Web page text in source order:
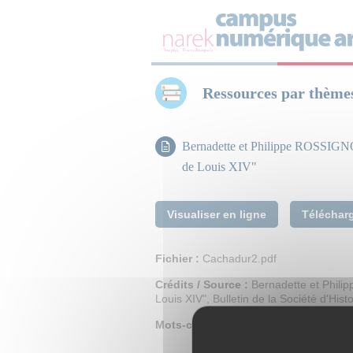
Ressources par
Bernadette et Philippe
de Louis XIV"
Visualiser en ligne
Fichier : Cachadur2.pdf
Crédits / Source : Bernadette et
Louis XIV", Bulletin de la Société
Mots-clefs :